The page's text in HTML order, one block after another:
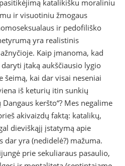
katalikišku moraliniu
ir visuotiniu žmogaus
ir pedofiliško
yra realistinis
Kaip įmanoma, kad
įtaką aukščiausio lygio
šeimą, kai dar visai neseniai
iš keturių itin sunkių
keršto“? Mes negalime
akivaizdų faktą: katalikų,
dieviškąjį įstatymą apie
dar yra (nedidelė?) mažuma.
prie sekuliaraus pasaulio,